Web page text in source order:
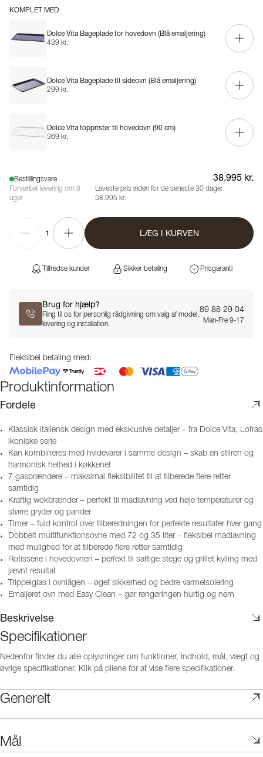
KOMPLET MED
Dolce Vita Bageplade for hovedovn (Blå emaljering)
439 kr.
Dolce Vita Bageplade til sideovn (Blå emaljering)
299 kr.
Dolce Vita topprister til hovedovn (90 cm)
369 kr.
Bestillingsvare
Forventet levering om 8
uger
38.995 kr.
Laveste pris inden for de seneste 30 dage:
38.995 kr.
1 LÆG I KURVEN
Tilfredse kunder Sikker betaling Prisgaranti
Brug for hjælp?
Ring til os for personlig rådgivning om valg af model,
levering og installation.
89 88 29 04
Man-Fre 9-17
Fleksibel betaling med:
Produktinformation
Fordele
Klassisk italiensk design med eksklusive detaljer – fra Dolce Vita, Lofras
ikoniske serie
Kan kombineres med hvidevarer i samme design – skab en stilren og
harmonisk helhed i køkkenet
7 gasbrændere – maksimal fleksibilitet til at tilberede flere retter
samtidig
Kraftig wokbrænder – perfekt til madlavning ved høje temperaturer og
større gryder og pander
Timer – fuld kontrol over tilberedningen for perfekte resultater hver gang
Dobbelt multifunktionsovne med 72 og 35 liter – fleksibel madlavning
med mulighed for at tilberede flere retter samtidig
Rotisserie i hovedovnen – perfekt til saftige stege og grillet kylling med
jævnt resultat
Trippelglas i ovnlågen – øget sikkerhed og bedre varmeisolering
Emaljeret ovn med Easy Clean – gør rengøringen hurtig og nem
Beskrivelse
Specifikationer
Nedenfor finder du alle oplysninger om funktioner, indhold, mål, vægt og
øvrige specifikationer. Klik på pilene for at vise flere specifikationer.
Generelt
Mål